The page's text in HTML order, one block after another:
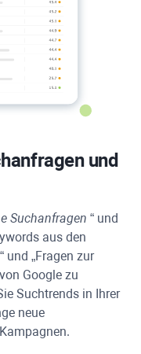
und
Suchanfragen “ und
aus den
und „Fragen zur
Google zu
Suchtrends in Ihrer
neue